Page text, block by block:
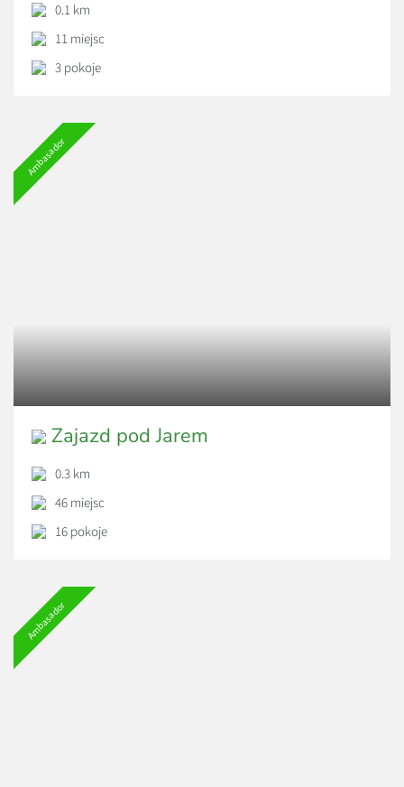
0.1 km
11 miejsc
3 pokoje
Ambasador
Zajazd pod Jarem
0.3 km
46 miejsc
16 pokoje
Ambasador